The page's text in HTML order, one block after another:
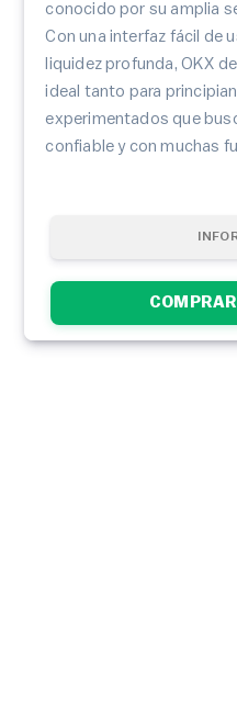
conocido por su amplia
Con una interfaz fácil de
liquidez profunda, OKX
ideal tanto para
experimentados que
confiable y con muchas